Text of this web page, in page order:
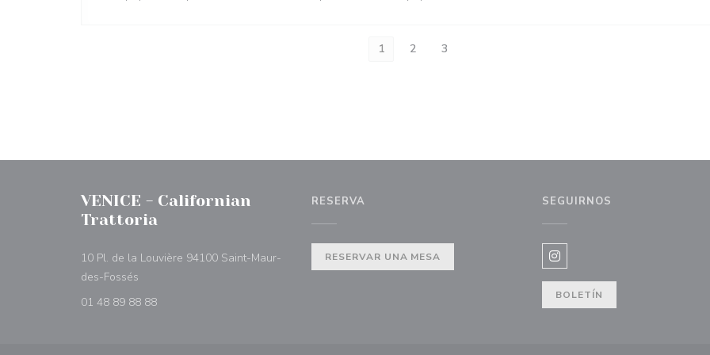
1 2 3
VENICE - Californian
Trattoria
10 Pl. de la Louvière 94100 Saint-Maur-
des-Fossés
01 48 89 88 88
RESERVA
RESERVAR UNA MESA
SEGUIRNOS
Instagram ((abre en una
BOLETÍN